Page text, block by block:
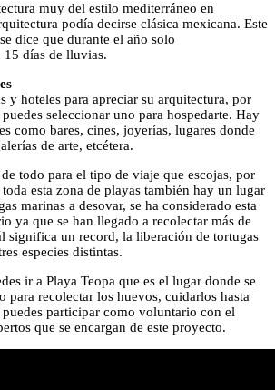
muy del estilo mediterráneo en
podía decirse clásica mexicana. Este
dice que durante el año solo
15 días de lluvias.
y hoteles para apreciar su arquitectura, por
seleccionar uno para hospedarte. Hay
como bares, cines, joyerías, lugares donde
de arte, etcétera.
todo para el tipo de viaje que escojas, por
esta zona de playas también hay un lugar
marinas a desovar, se ha considerado esta
ya que se han llegado a recolectar más de
significa un record, la liberación de tortugas
especies distintas.
ir a Playa Teopa que es el lugar donde se
para recolectar los huevos, cuidarlos hasta
participar como voluntario con el
que se encargan de este proyecto.